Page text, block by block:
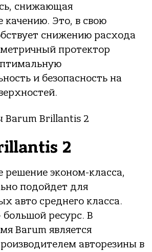
снижающая
качению. Это, в свою
снижению расхода
протектор
и безопасность на
2
решение эконом-класса,
подойдет для
авто среднего класса.
ресурс. В
Barum является
авторезины в